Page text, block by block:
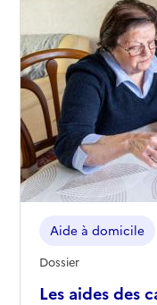
Les aides des
Aide à domicile
Dossier